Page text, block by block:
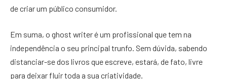
de criar um público consumidor.
Em suma, o ghost writer é um profissional que tem na
independência o seu principal trunfo. Sem dúvida, sabendo
distanciar-se dos livros que escreve, estará, de fato, livre
para deixar fluir toda a sua criatividade.